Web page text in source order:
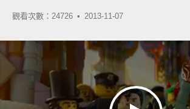
觀看次數：24726 • 2013-11-07